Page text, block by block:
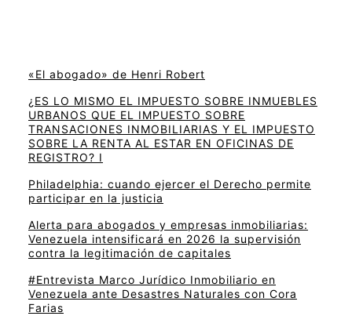
«El abogado» de Henri Robert
¿ES LO MISMO EL IMPUESTO SOBRE INMUEBLES
URBANOS QUE EL IMPUESTO SOBRE
TRANSACIONES INMOBILIARIAS Y EL IMPUESTO
SOBRE LA RENTA AL ESTAR EN OFICINAS DE
REGISTRO? I
Philadelphia: cuando ejercer el Derecho permite
participar en la justicia
Alerta para abogados y empresas inmobiliarias:
Venezuela intensificará en 2026 la supervisión
contra la legitimación de capitales
#Entrevista Marco Jurídico Inmobiliario en
Venezuela ante Desastres Naturales con Cora
Farias